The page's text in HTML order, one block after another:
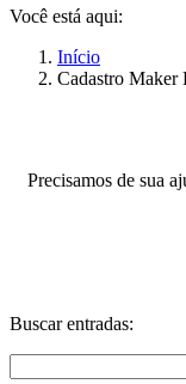
Você está aqui:
Início
Cadastro Maker
Precisamos de sua
Buscar entradas: